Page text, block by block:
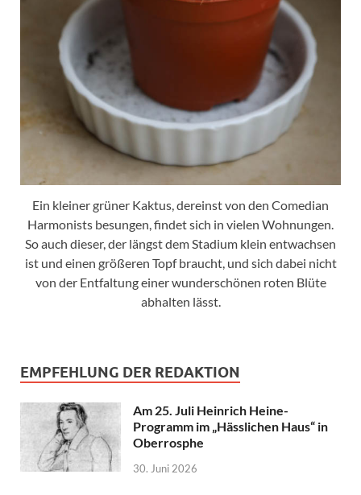
Ein kleiner grüner Kaktus, dereinst von den Comedian
Harmonists besungen, findet sich in vielen Wohnungen.
So auch dieser, der längst dem Stadium klein entwachsen
ist und einen größeren Topf braucht, und sich dabei nicht
von der Entfaltung einer wunderschönen roten Blüte
abhalten lässt.
EMPFEHLUNG DER REDAKTION
Am 25. Juli Heinrich Heine-
Programm im „Hässlichen Haus“ in
Oberrosphe
30. Juni 2026